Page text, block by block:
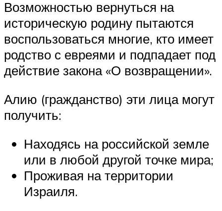
Возможностью вернуться на
историческую родину пытаются
воспользоваться многие, кто имеет
родство с евреями и подпадает под
действие закона «О возвращении».
Алию (гражданство) эти лица могут
получить:
Находясь на российской земле
или в любой другой точке мира;
Проживая на территории
Израиля.